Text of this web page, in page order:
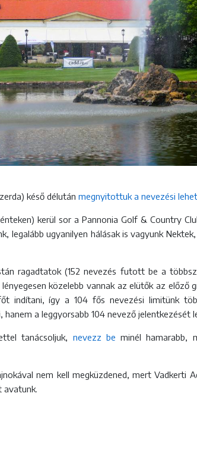
késő délután megnyitottuk a nevezési
kerül sor a Pannonia Golf & Country
legalább ugyanilyen hálásak is vagyunk
ragadtatok (152 nevezés futott be a
közelebb vannak az elütők az
indítani, így a 104 fős nevezési limitünk
a leggyorsabb 104 nevező jelentkezését
tanácsoljuk, nevezz be minél hamarabb,
nem kell megküzdened, mert Vadkerti
avatunk.